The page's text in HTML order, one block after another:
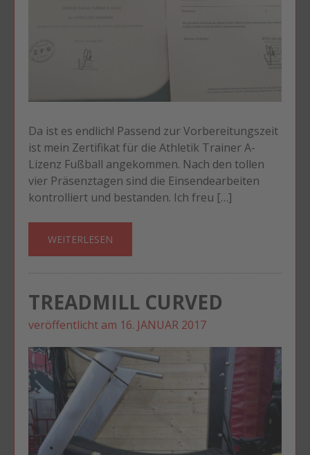
Da ist es endlich! Passend zur Vorbereitungszeit
ist mein Zertifikat für die Athletik Trainer A-
Lizenz Fußball angekommen. Nach den tollen
vier Präsenztagen sind die Einsendearbeiten
kontrolliert und bestanden. Ich freu […]
WEITERLESEN
TREADMILL CURVED
veröffentlicht am 16. JANUAR 2017